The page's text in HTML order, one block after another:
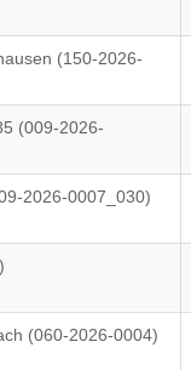
(150-2026-
(009-2026-
2026-0007_030)
(060-2026-0004)